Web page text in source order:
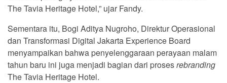
The Tavia Heritage Hotel,” ujar Fandy.
Sementara itu, Bogi Aditya Nugroho, Direktur Operasional
dan Transformasi Digital Jakarta Experience Board
menyampaikan bahwa penyelenggaraan perayaan malam
tahun baru ini juga menjadi bagian dari prosesrebranding
The Tavia Heritage Hotel.